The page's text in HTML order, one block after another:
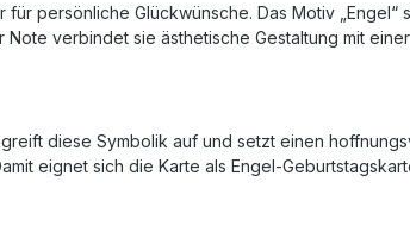
persönliche Glückwünsche. Das Motiv
verbindet sie ästhetische Gestaltung mit
diese Symbolik auf und setzt einen
eignet sich die Karte als Engel-